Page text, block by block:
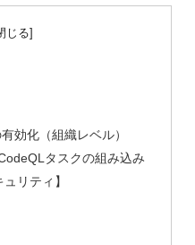
効化（組織レベル）
タスクの組み込み
リティ】